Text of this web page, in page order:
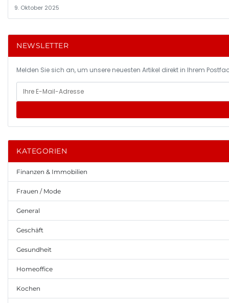
9. Oktober 2025
NEWSLETTER
Melden Sie sich an, um unsere neuesten Artikel direkt in Ihrem
KATEGORIEN
Finanzen & Immobilien
Frauen / Mode
General
Geschäft
Gesundheit
Homeoffice
Kochen